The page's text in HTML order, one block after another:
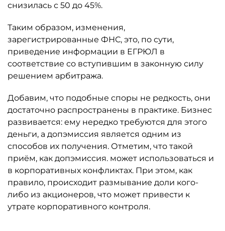
снизилась с 50 до 45%.
Таким образом, изменения,
зарегистрированные ФНС, это, по сути,
приведение информации в ЕГРЮЛ в
соответствие со вступившим в законную силу
решением арбитража.
Добавим, что подобные споры не редкость, они
достаточно распространены в практике. Бизнес
развивается: ему нередко требуются для этого
деньги, а допэмиссия является одним из
способов их получения. Отметим, что такой
приём, как допэмиссия. может использоваться и
в корпоративных конфликтах. При этом, как
правило, происходит размывание доли кого-
либо из акционеров, что может привести к
утрате корпоративного контроля.